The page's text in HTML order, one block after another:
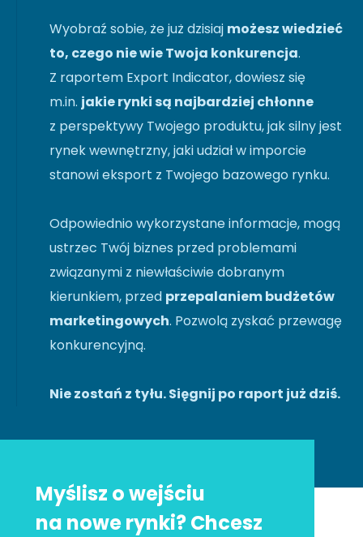
Wyobraź sobie, że już dzisiaj możesz wiedzieć
to, czego nie wie Twoja konkurencja.
Z raportem Export Indicator, dowiesz się
m.in. jakie rynki są najbardziej chłonne
z perspektywy Twojego produktu, jak silny jest
rynek wewnętrzny, jaki udział w imporcie
stanowi eksport z Twojego bazowego rynku.
Odpowiednio wykorzystane informacje, mogą
ustrzec Twój biznes przed problemami
związanymi z niewłaściwie dobranym
kierunkiem, przed przepalaniem budżetów
marketingowych. Pozwolą zyskać przewagę
konkurencyjną.
Nie zostań z tyłu. Sięgnij po raport już dziś.
Myślisz o wejściu
na nowe rynki? Chcesz